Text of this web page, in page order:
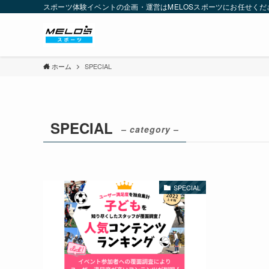
スポーツ体験イベントの企画・運営はMELOSスポーツにお任せくだ
ホーム SPECIAL
SPECIAL – category –
SPECIAL